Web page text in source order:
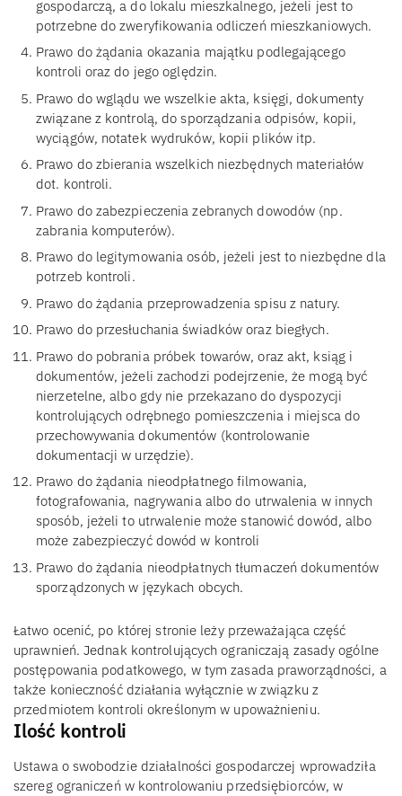
gospodarczą, a do lokalu mieszkalnego, jeżeli jest to
potrzebne do zweryfikowania odliczeń mieszkaniowych.
Prawo do żądania okazania majątku podlegającego
kontroli oraz do jego oględzin.
Prawo do wglądu we wszelkie akta, księgi, dokumenty
związane z kontrolą, do sporządzania odpisów, kopii,
wyciągów, notatek wydruków, kopii plików itp.
Prawo do zbierania wszelkich niezbędnych materiałów
dot. kontroli.
Prawo do zabezpieczenia zebranych dowodów (np.
zabrania komputerów).
Prawo do legitymowania osób, jeżeli jest to niezbędne dla
potrzeb kontroli.
Prawo do żądania przeprowadzenia spisu z natury.
Prawo do przesłuchania świadków oraz biegłych.
Prawo do pobrania próbek towarów, oraz akt, ksiąg i
dokumentów, jeżeli zachodzi podejrzenie, że mogą być
nierzetelne, albo gdy nie przekazano do dyspozycji
kontrolujących odrębnego pomieszczenia i miejsca do
przechowywania dokumentów (kontrolowanie
dokumentacji w urzędzie).
Prawo do żądania nieodpłatnego filmowania,
fotografowania, nagrywania albo do utrwalenia w innych
sposób, jeżeli to utrwalenie może stanowić dowód, albo
może zabezpieczyć dowód w kontroli
Prawo do żądania nieodpłatnych tłumaczeń dokumentów
sporządzonych w językach obcych.
Łatwo ocenić, po której stronie leży przeważająca część
uprawnień. Jednak kontrolujących ograniczają zasady ogólne
postępowania podatkowego, w tym zasada praworządności, a
także konieczność działania wyłącznie w związku z
przedmiotem kontroli określonym w upoważnieniu.
Ilość kontroli
Ustawa o swobodzie działalności gospodarczej wprowadziła
szereg ograniczeń w kontrolowaniu przedsiębiorców, w